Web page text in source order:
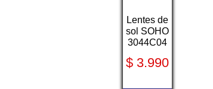
Lentes de
sol SOHO
3044C04
$ 3.990